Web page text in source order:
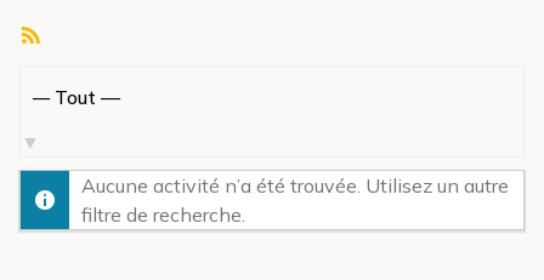
par
activité:
Aucune activité n’a été trouvée. Utilisez un autre
filtre de recherche.